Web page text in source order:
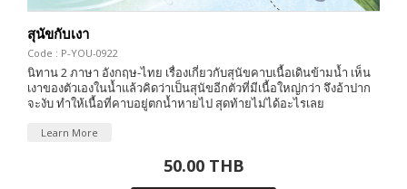
สุนัขกับเงา
Code : P-YOU-0922
นิทาน 2 ภาษา อังกฤษ-ไทย เรื่องเกี่ยวกับสุนัขคาบเนื้อเดินข้ามน้ำ เห็น
เงาของตัวเองในน้ำแล้วคิดว่าเป็นสุนัขอีกตัวที่มีเนื้อใหญ่กว่า จึงอ้าปาก
จะงับ ทำให้เนื้อที่คาบอยู่ตกน้ำหายไป สุดท้ายไม่ได้อะไรเลย
Learn More
50.00 THB